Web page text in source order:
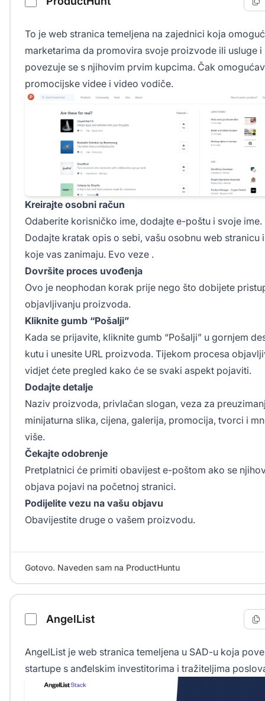
To je web stranica temeljena na zajednici koja
marketarima da promovira svoje proizvode ili usluge i
povezuje se s njihovim prvim kupcima. Čak
promocijske videe i video vodiče.
Kreirajte osobni račun
Odaberite korisničko ime, dodajte e-poštu i svoje ime.
Dodajte kratak opis o sebi, vašu osobnu web stranicu
koje vas zanimaju. Evo veze .
Dovršite proces uvođenja
Ovo je neophodan korak prije nego što dobijete
objavljivanju proizvoda.
Kliknite gumb “Pošalji”
Kada se prijavite, kliknite gumb “Pošalji” u gornjem
kutu i unesite URL proizvoda. Tijekom procesa
vidjet ćete pregled kako će se svaki aspekt pojaviti.
Dodajte detalje
Naziv proizvoda, privlačan slogan, veza za
minijaturna slika, cijena, galerija, promocija, tvorci i
više.
Čekajte odobrenje
Pretplatnici će primiti obavijest e-poštom ako se
objava pojavi na početnoj stranici.
Podijelite vezu na vašu objavu
Obavijestite druge o vašem proizvodu.
Gotovo. Naveden sam na ProductHuntu
AngelList
AngelList je web stranica temeljena u SAD-u koja
startupe s anđelskim investitorima i tražiteljima